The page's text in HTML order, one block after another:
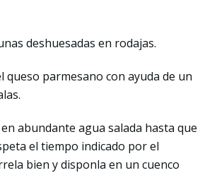
deshuesadas en rodajas.
queso parmesano con ayuda de un
abundante agua salada hasta que
el tiempo indicado por el
bien y disponla en un cuenco